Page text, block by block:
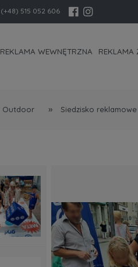
(+48) 515 052 606
REKLAMA WEWNĘTRZNA REKLAMA
Outdoor » Siedzisko